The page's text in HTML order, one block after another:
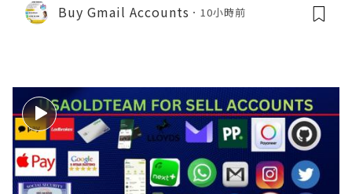
Buy Gmail Accounts 10小時前